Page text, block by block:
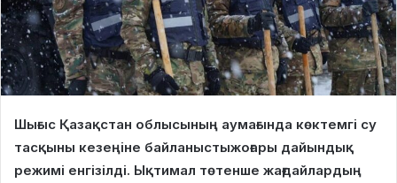
Шығыс Қазақстан облысының аумағында көктемгі су
тасқыны кезеңіне байланыстыжоғары дайындық
режимі енгізілді. Ықтимал төтенше жағдайлардың